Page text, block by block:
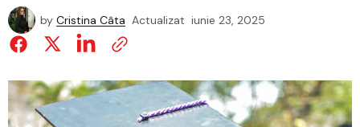
by Cristina Câta Actualizat iunie 23, 2025